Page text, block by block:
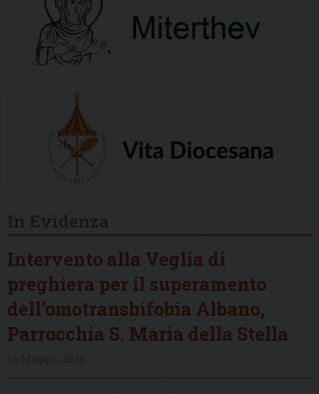
Intervento alla Veglia di
preghiera per il superamento
dell’omotransbifobia Albano,
Parrocchia S. Maria della Stella